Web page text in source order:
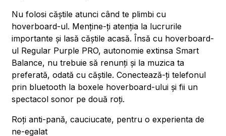
Nu folosi căștile atunci când te plimbi cu
hoverboard-ul. Menține-ți atenția la lucrurile
importante și lasă căștile acasă. Însă cu hoverboard-
ul Regular Purple PRO, autonomie extinsa Smart
Balance, nu trebuie să renunți și la muzica ta
preferată, odată cu căștile. Conectează-ți telefonul
prin bluetooth la boxele hoverboard-ului și fii un
spectacol sonor pe două roți.
Roți anti-pană, cauciucate, pentru o experienta de
ne-egalat